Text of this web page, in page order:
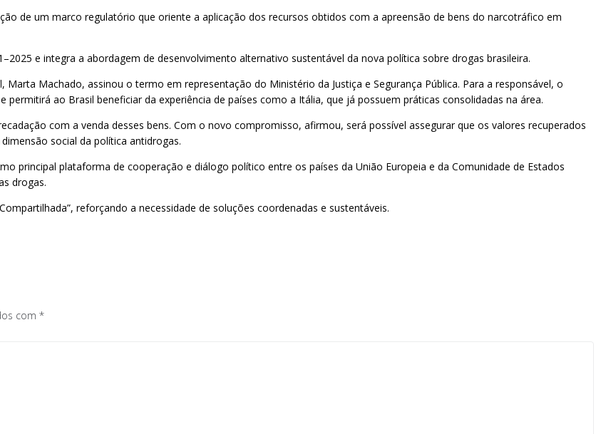
de um marco regulatório que oriente a aplicação dos recursos obtidos com a apreensão de bens do narcotráfico em
e integra a abordagem de desenvolvimento alternativo sustentável da nova política sobre drogas brasileira.
Machado, assinou o termo em representação do Ministério da Justiça e Segurança Pública. Para a responsável, o
ao Brasil beneficiar da experiência de países como a Itália, que já possuem práticas consolidadas na área.
com a venda desses bens. Com o novo compromisso, afirmou, será possível assegurar que os valores recuperados
social da política antidrogas.
principal plataforma de cooperação e diálogo político entre os países da União Europeia e da Comunidade de Estados
drogas.
reforçando a necessidade de soluções coordenadas e sustentáveis.
com *